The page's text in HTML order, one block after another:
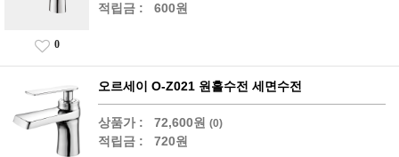
적립금 : 600원
0
오르세이 O-Z021 원홀수전 세면수전
상품가 : 72,600원 (0)
적립금 : 720원